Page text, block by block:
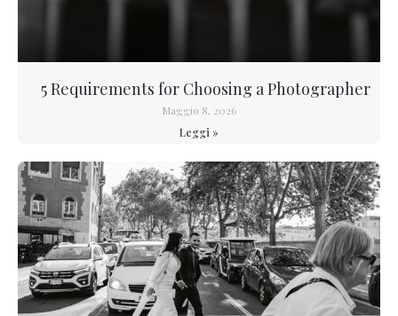
5 Requirements for Choosing a Photographer
Maggio 8, 2026
Leggi »